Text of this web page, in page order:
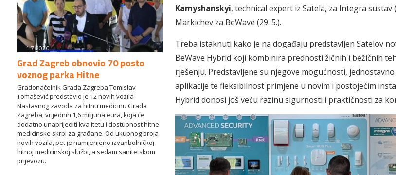
1.7.2026.
Grad Zagreb obnovio 70 posto
voznog parka Hitne
Gradonačelnik Grada Zagreba Tomislav
Tomašević predstavio je 12 novih vozila
Nastavnog zavoda za hitnu medicinu Grada
Zagreba, vrijednih 1,6 milijuna eura, koja će
dodatno unaprijediti kvalitetu i dostupnost hitne
medicinske skrbi za građane. Od ukupnog broja
novih vozila, pet je namijenjeno izvanbolničkoj
hitnoj medicinskoj službi, a sedam sanitetskom
prijevozu.
Kamyshanskyi, technical expert iz Satela, za Integra sustav
Markichev za BeWave (29. 5.).
Treba istaknuti kako je na događaju predstavljen Satelov
BeWave Hybrid koji kombinira prednosti žičnih i bežičnih
rješenju. Predstavljene su njegove mogućnosti,
aplikacije te fleksibilnost primjene u novim i postojećim
Hybrid donosi još veću razinu sigurnosti i praktičnosti za